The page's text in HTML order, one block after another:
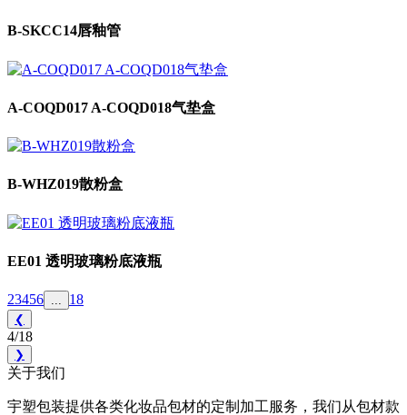
B-SKCC14唇釉管
A-COQD017 A-COQD018气垫盒
B-WHZ019散粉盒
EE01 透明玻璃粉底液瓶
23456 ... 18
❮
4/18
❯
关于我们
宇塑包装提供各类化妆品包材的定制加工服务，我们从包材款